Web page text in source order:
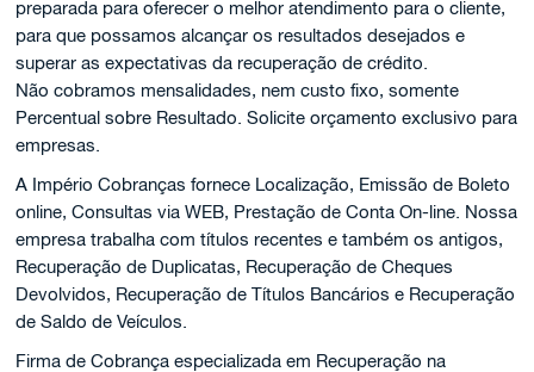
preparada para oferecer o melhor atendimento para o cliente,
para que possamos alcançar os resultados desejados e
superar as expectativas da recuperação de crédito.
Não cobramos mensalidades, nem custo fixo, somente
Percentual sobre Resultado. Solicite orçamento exclusivo para
empresas.
A Império Cobranças fornece Localização, Emissão de Boleto
online, Consultas via WEB, Prestação de Conta On-line. Nossa
empresa trabalha com títulos recentes e também os antigos,
Recuperação de Duplicatas, Recuperação de Cheques
Devolvidos, Recuperação de Títulos Bancários e Recuperação
de Saldo de Veículos.
Firma de Cobrança especializada em Recuperação na